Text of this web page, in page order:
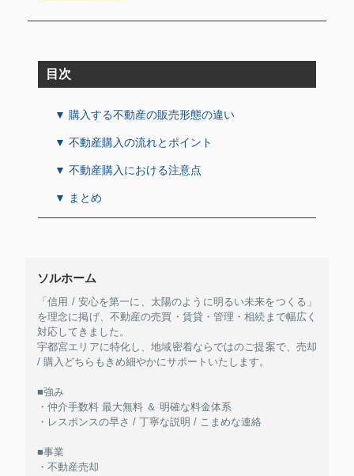
目次
▼ 購入する不動産の販売形態の違い
▼ 不動産購入の流れとポイント
▼ 不動産購入における注意点
▼ まとめ
ソルホーム
「信用 / 安心を第一に、太陽のように明るい未来をつくる」
を理念に掲げ、不動産の売買・賃貸・管理・相続まで幅広く
対応してきました。
宇都宮エリアに特化し、地域密着ならではのご提案で、売却
/ 購入どちらもきめ細やかにサポートいたします。
■強み
・仲介手数料 最大無料 ＆ 明確な料金体系
・レスポンスの早さ / 丁寧な説明 / こまめな連絡
■事業
・不動産売却